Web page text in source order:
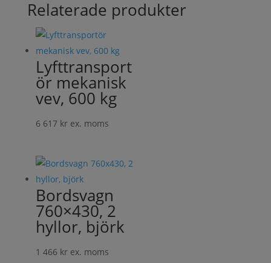
Relaterade produkter
Lyfttransport
ör mekanisk
vev, 600 kg
6 617 kr ex. moms
Bordsvagn
760×430, 2
hyllor, björk
1 466 kr ex. moms